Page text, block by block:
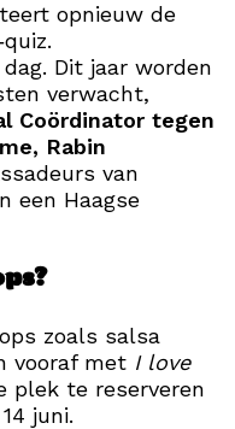
opnieuw de
Dit jaar worden
verwacht,
Coördinator tegen
Rabin
van
een Haagse
zoals salsa
vooraf met I love
plek te reserveren
juni.